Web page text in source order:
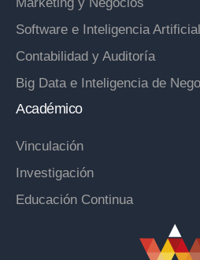
Software e Inteligencia
Contabilidad y Auditoría
Big Data e Inteligencia de
Académico
Vinculación
Investigación
Educación Continua